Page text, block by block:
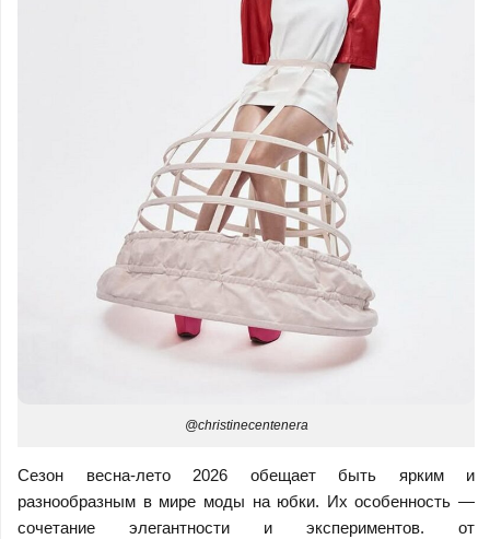
@christinecentenera
Сезон весна-лето 2026 обещает быть ярким и
разнообразным в мире моды на юбки. Их особенность —
сочетание элегантности и экспериментов. от